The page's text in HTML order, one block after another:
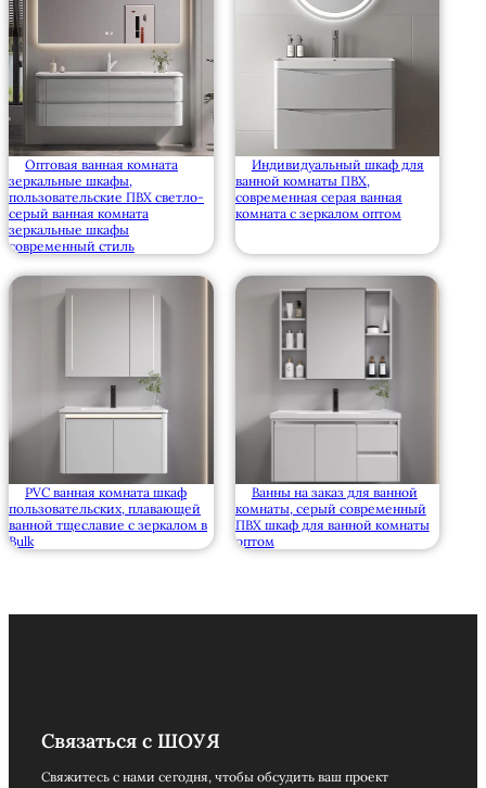
Оптовая ванная комната
зеркальные шкафы,
пользовательские ПВХ светло-
серый ванная комната
зеркальные шкафы
современный стиль
Индивидуальный шкаф для
ванной комнаты ПВХ,
современная серая ванная
комната с зеркалом оптом
PVC ванная комната шкаф
пользовательских, плавающей
ванной тщеславие с зеркалом в
Bulk
Ванны на заказ для ванной
комнаты, серый современный
ПВХ шкаф для ванной комнаты
оптом
Связаться с ШОУЯ
Свяжитесь с нами сегодня, чтобы обсудить ваш проект